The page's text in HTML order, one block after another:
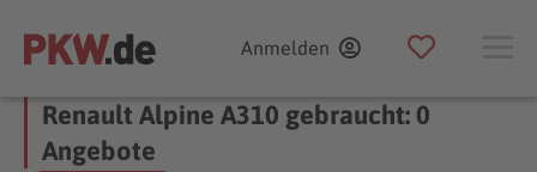
Anmelden
Renault Alpine A310 gebraucht: 0
Angebote